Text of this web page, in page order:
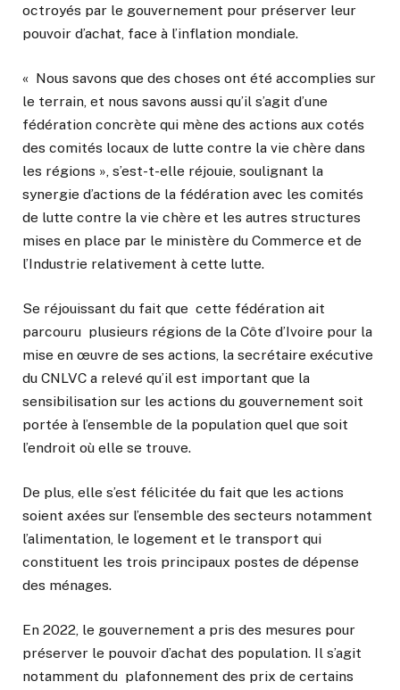
octroyés par le gouvernement pour préserver leur
pouvoir d’achat, face à l’inflation mondiale.
« Nous savons que des choses ont été accomplies sur
le terrain, et nous savons aussi qu’il s’agit d’une
fédération concrète qui mène des actions aux cotés
des comités locaux de lutte contre la vie chère dans
les régions », s’est-t-elle réjouie, soulignant la
synergie d’actions de la fédération avec les comités
de lutte contre la vie chère et les autres structures
mises en place par le ministère du Commerce et de
l’Industrie relativement à cette lutte.
Se réjouissant du fait que cette fédération ait
parcouru plusieurs régions de la Côte d’Ivoire pour la
mise en œuvre de ses actions, la secrétaire exécutive
du CNLVC a relevé qu’il est important que la
sensibilisation sur les actions du gouvernement soit
portée à l’ensemble de la population quel que soit
l’endroit où elle se trouve.
De plus, elle s’est félicitée du fait que les actions
soient axées sur l’ensemble des secteurs notamment
l’alimentation, le logement et le transport qui
constituent les trois principaux postes de dépense
des ménages.
En 2022, le gouvernement a pris des mesures pour
préserver le pouvoir d’achat des population. Il s’agit
notamment du plafonnement des prix de certains